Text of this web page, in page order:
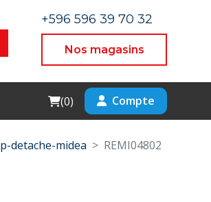
+596 596 39 70 32
Nos magasins
Cart
(0) Compte
p-detache-midea REMI04802